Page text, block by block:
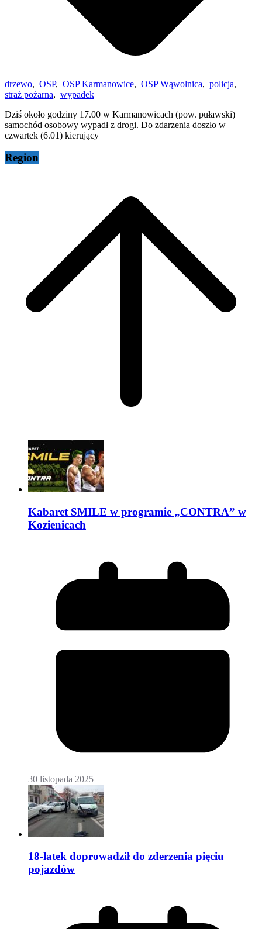
drzewo, OSP, OSP Karmanowice, OSP Wąwolnica, policja,
straż pożarna, wypadek
Dziś około godziny 17.00 w Karmanowicach (pow. puławski)
samochód osobowy wypadł z drogi. Do zdarzenia doszło w
czwartek (6.01) kierujący
Region
Kabaret SMILE w programie „CONTRA” w
Kozienicach
30 listopada 2025
18-latek doprowadził do zderzenia pięciu
pojazdów